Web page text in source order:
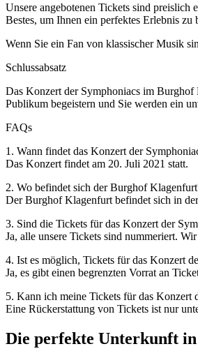
Unsere angebotenen Tickets sind
Bestes, um Ihnen ein perfektes Erlebnis zu
Wenn Sie ein Fan von klassischer Musik
Schlussabsatz
Das Konzert der Symphoniacs im Burghof
Publikum begeistern und Sie werden ein
FAQs
1. Wann findet das Konzert der
Das Konzert findet am 20. Juli 2021 statt.
2. Wo befindet sich der Burghof
Der Burghof Klagenfurt befindet sich in
3. Sind die Tickets für das Konzert der
Ja, alle unsere Tickets sind nummeriert.
4. Ist es möglich, Tickets für das Konzert
Ja, es gibt einen begrenzten Vorrat an
5. Kann ich meine Tickets für das Konzert
Eine Rückerstattung von Tickets ist nur
Die perfekte Unterkunft